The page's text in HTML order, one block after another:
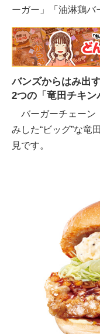
ーガー」「油淋鶏バ
バンズからはみ出
2つの「竜田チキン
バーガーチェーン
みした“ビッグ”な竜
見です。